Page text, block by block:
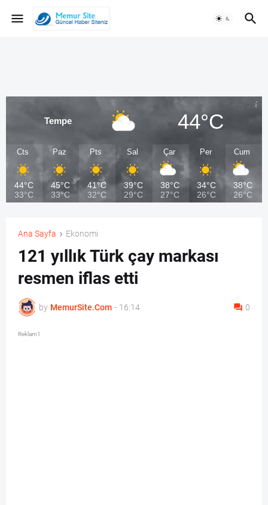
Tempe 44°C
Cts
44°C
33°C
Paz
45°C
33°C
Pts
41°C
32°C
Sal
39°C
29°C
Çar
38°C
27°C
Per
34°C
26°C
Cum
38°C
26°C
Ana Sayfa Ekonomi
121 yıllık Türk çay markası
resmen iflas etti
by MemurSite.Com - 16:14 0
Reklam1